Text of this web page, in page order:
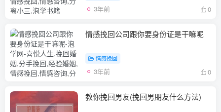
3年前 0
情感挽回公司跟你要身份证是干嘛呢
情感挽回
3年前 0
教你挽回男友(挽回男朋友什么方法)